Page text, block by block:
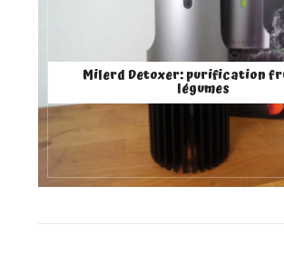
Milerd Detoxer: purification
légumes